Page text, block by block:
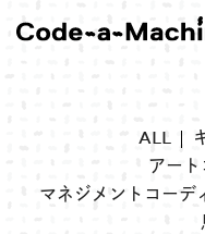
ALL
アー
マネジメント コーデ